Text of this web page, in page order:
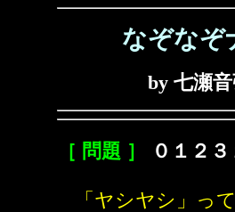
なぞなぞ
by 七瀬
［ 問題 ］ ０１２３
「ヤシヤシ」っ